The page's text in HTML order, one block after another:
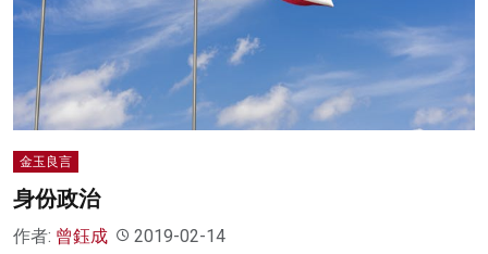
金玉良言
身份政治
作者: 曾鈺成 2019-02-14